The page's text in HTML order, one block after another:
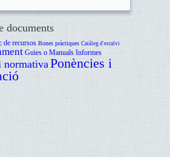
documents
de recursos Bones pràctiques Catàleg d'estalvi
Guies o Manuals Informes
normativaPonències i